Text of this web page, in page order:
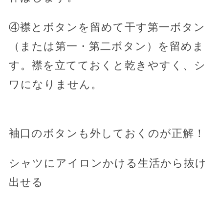
④襟とボタンを留めて干す第一ボタン
（または第一・第二ボタン）を留めま
す。襟を立てておくと乾きやすく、シ
ワになりません。
袖口のボタンも外しておくのが正解！
シャツにアイロンかける生活から抜け
出せる